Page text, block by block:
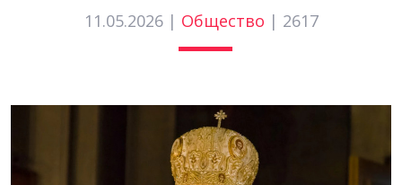
11.05.2026 | Общество | 2617